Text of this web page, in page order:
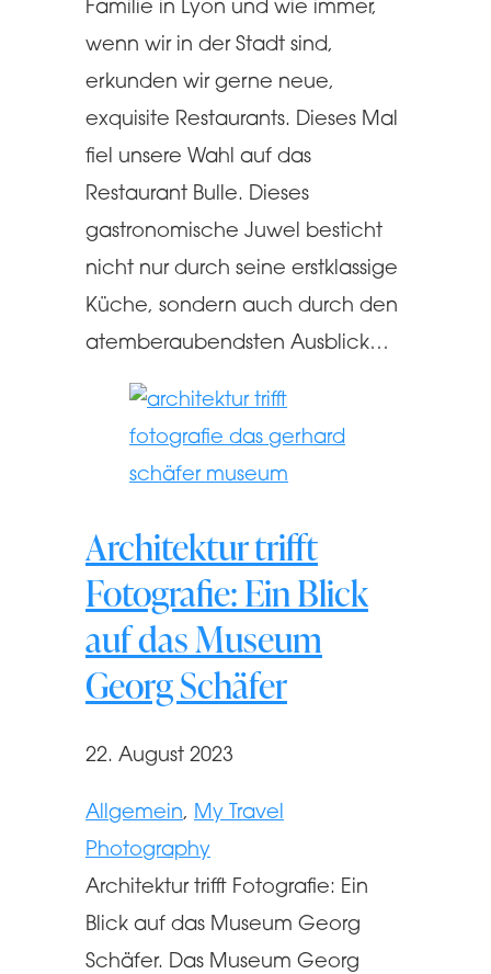
Familie in Lyon und wie immer,
wenn wir in der Stadt sind,
erkunden wir gerne neue,
exquisite Restaurants. Dieses Mal
fiel unsere Wahl auf das
Restaurant Bulle. Dieses
gastronomische Juwel besticht
nicht nur durch seine erstklassige
Küche, sondern auch durch den
atemberaubendsten Ausblick…
Architektur trifft
Fotografie: Ein Blick
auf das Museum
Georg Schäfer
22. August 2023
Allgemein, My Travel
Photography
Architektur trifft Fotografie: Ein
Blick auf das Museum Georg
Schäfer. Das Museum Georg